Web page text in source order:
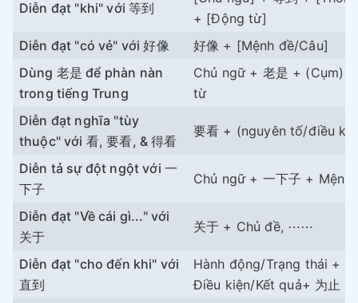
Diễn đạt "khi" với 等到
+ [Động từ]
Diễn đạt "có vẻ" với 好像
好像 + [Mệnh đề/Câu]
Dùng 老是 để phàn nàn
trong tiếng Trung
Chủ ngữ + 老是 + (Cụm)
từ
Diễn đạt nghĩa "tùy
thuộc" với 看, 要看, & 得看
要看 + (nguyên tố/điều
Diễn tả sự đột ngột với 一
下子
Chủ ngữ + 一下子 + Mệnh
Diễn đạt "Về cái gì..." với
关于
关于 + Chủ đề, ⋯⋯
Diễn đạt "cho đến khi" với
直到
Hành động/Trạng thái +
Điều kiện/Kết quả+ 为止